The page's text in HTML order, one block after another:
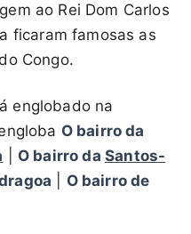
ao Rei Dom Carlos
ficaram famosas as
Congo.
englobado na
O bairro da
O bairro daSantos-
O bairro de